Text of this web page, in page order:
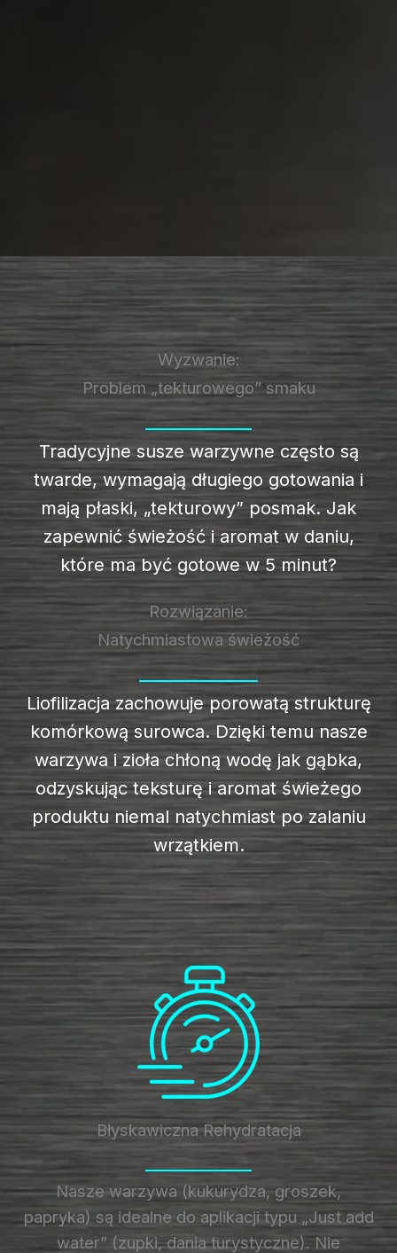
Wyzwanie:
Problem „tekturowego” smaku
Tradycyjne susze warzywne często są
twarde, wymagają długiego gotowania i
mają płaski, „tekturowy” posmak. Jak
zapewnić świeżość i aromat w daniu,
które ma być gotowe w 5 minut?
Rozwiązanie:
Natychmiastowa świeżość
Liofilizacja zachowuje porowatą strukturę
komórkową surowca. Dzięki temu nasze
warzywa i zioła chłoną wodę jak gąbka,
odzyskując teksturę i aromat świeżego
produktu niemal natychmiast po zalaniu
wrzątkiem.
Błyskawiczna Rehydratacja
Nasze warzywa (kukurydza, groszek,
papryka) są idealne do aplikacji typu „Just add
water” (zupki, dania turystyczne). Nie